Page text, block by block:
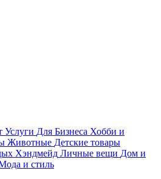
Услуги Для Бизнеса Хобби и
Животные Детские товары
Хэндмейд Личные вещи Дом и
и стиль